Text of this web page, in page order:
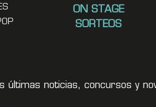
ON STAGE
SORTEOS
últimas noticias, concursos y